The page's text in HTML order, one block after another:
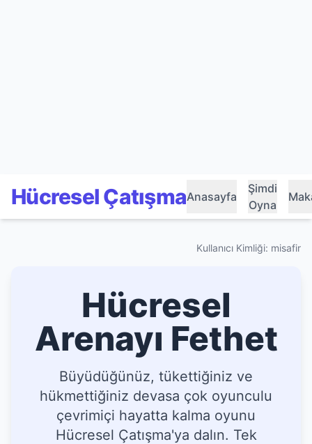
Hücresel ÇatışmaAnasayfa
Şimdi
Oyna
Kullanıcı Kimliği: misafir
Hücresel
Arenayı Fethet
Büyüdüğünüz, tükettiğiniz ve
hükmettiğiniz devasa çok oyunculu
çevrimiçi hayatta kalma oyunu
Hücresel Çatışma'ya dalın. Tek